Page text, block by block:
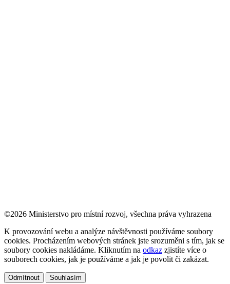
©2026 Ministerstvo pro místní rozvoj, všechna práva vyhrazena
K provozování webu a analýze návštěvnosti používáme soubory
cookies. Procházením webových stránek jste srozuměni s tím, jak se
soubory cookies nakládáme. Kliknutím na odkaz zjistíte více o
souborech cookies, jak je používáme a jak je povolit či zakázat.
Odmítnout
Souhlasím